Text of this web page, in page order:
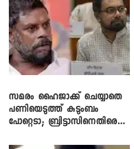
സമരം ഹൈജാക്ക് ചെയ്യാതെ
പണിയെടുത്ത് കുടുംബം
പോറ്റെടാ; ബ്രിട്ടാസിനെതിരെ